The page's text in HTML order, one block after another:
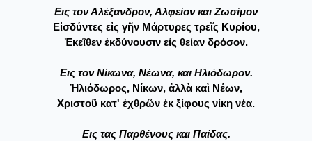
Εις τον Αλέξανδρον, Αλφείον και Ζωσίμον
Εἰσδύντες εἰς γῆν Μάρτυρες τρεῖς Κυρίου,
Ἐκεῖθεν ἐκδύνουσιν εἰς θείαν δρόσον.
Eις τον Nίκωνα, Nέωνα, και Hλιόδωρον.
Ἡλιόδωρος, Νίκων, ἀλλὰ καὶ Νέων,
Χριστοῦ κατ' ἐχθρῶν ἐκ ξίφους νίκη νέα.
Eις τας Παρθένους και Παίδας.